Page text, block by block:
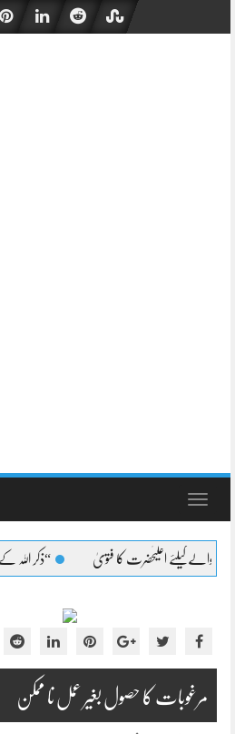
content
Toggle
اعلیٰحضرت کا فتویٰ “ذکر اللہ کے ۱۰۰ فوائد”
مرغوبات کا حصول بغیر عمل نا ممکن